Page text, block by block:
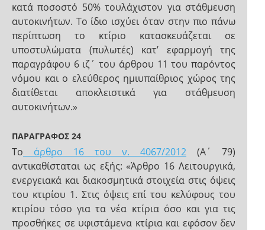
κατά ποσοστό 50% τουλάχιστον για στάθμευση
αυτοκινήτων. Το ίδιο ισχύει όταν στην πιο πάνω
περίπτωση το κτίριο κατασκευάζεται σε
υποστυλώματα (πυλωτές) κατ’ εφαρμογή της
παραγράφου 6 ιζ΄ του άρθρου 11 του παρόντος
νόμου και ο ελεύθερος ημιυπαίθριος χώρος της
διατίθεται αποκλειστικά για στάθμευση
αυτοκινήτων.»
ΠΑΡΑΓΡΑΦΟΣ 24
Τo άρθρο 16 του ν. 4067/2012 (Α΄ 79)
αντικαθίσταται ως εξής: «Άρθρο 16 Λειτουργικά,
ενεργειακά και διακοσμητικά στοιχεία στις όψεις
του κτιρίου 1. Στις όψεις επί του κελύφους του
κτιρίου τόσο για τα νέα κτίρια όσο και για τις
προσθήκες σε υφιστάμενα κτίρια και εφόσον δεν